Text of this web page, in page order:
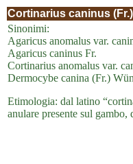
Cortinarius caninus (Fr.)
Sinonimi:
Agaricus anomalus var.
Agaricus caninus Fr.
Cortinarius anomalus var.
Dermocybe canina (Fr.)
Etimologia: dal latino
anulare presente sul